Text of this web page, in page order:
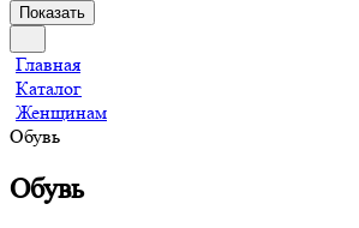
Показать
Главная
Каталог
Женщинам
Обувь
Обувь